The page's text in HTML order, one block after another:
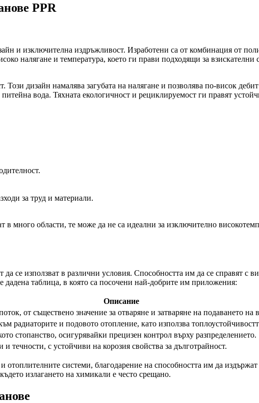
PPR
и изключителна издръжливост. Изработени са от комбинация от
налягане и температура, което ги прави подходящи за
Този дизайн намалява загубата на налягане и позволява по-висок
вода. Тяхната екологичност и рециклируемост ги правят
за труд и материали.
в много области, те може да не са идеални за изключително
се използват в различни условия. Способността им да се справят с
таблица, в която са посочени най-добрите им приложения:
Описание
от съществено значение за отваряне и затваряне на подаването
радиаторите и подовото отопление, като използва
стопанство, осигурявайки прецизен контрол върху разпределението.
течности, с устойчиви на корозия свойства за дълготрайност.
системи, благодарение на способността им да
излагането на химикали е често срещано.